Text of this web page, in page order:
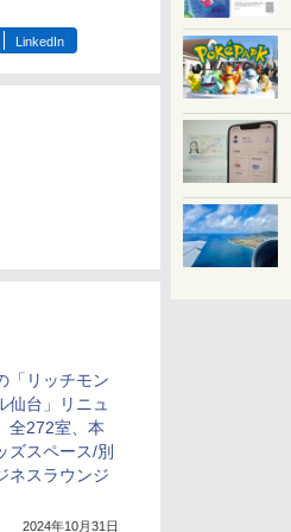
LinkedIn
「リッチモン
仙台」リニュ
全272室、本
ズスペース/別
ネスラウンジ
2024年10月31日